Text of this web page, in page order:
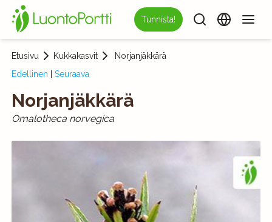
Tunnista!
Etusivu Kukkakasvit
Norjanjäkkärä
Edellinen
Seuraava
Norjanjäkkärä
Omalotheca norvegica